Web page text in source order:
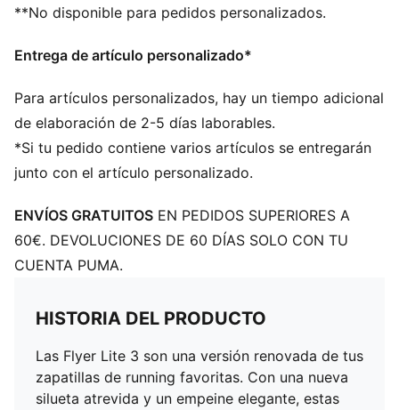
**No disponible para pedidos personalizados.
Entrega de artículo personalizado*
Para artículos personalizados, hay un tiempo adicional
de elaboración de 2-5 días laborables.
*Si tu pedido contiene varios artículos se entregarán
junto con el artículo personalizado.
ENVÍOS GRATUITOS EN PEDIDOS SUPERIORES A
60€. DEVOLUCIONES DE 60 DÍAS SOLO CON TU
CUENTA PUMA.
HISTORIA DEL PRODUCTO
Las Flyer Lite 3 son una versión renovada de tus
zapatillas de running favoritas. Con una nueva
silueta atrevida y un empeine elegante, estas